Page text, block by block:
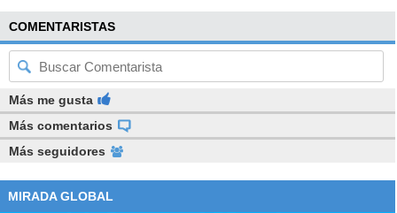
COMENTARISTAS
Más me gusta
Más comentarios
Más seguidores
MIRADA GLOBAL